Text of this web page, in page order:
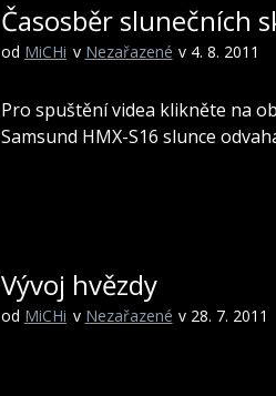
Časosběr slunečních
od MiCHi v Nezařazené v 4. 8. 2011
Pro spuštění videa klikněte na
Samsund HMX-S16 slunce
Vývoj hvězdy
od MiCHi v Nezařazené v 28. 7. 2011